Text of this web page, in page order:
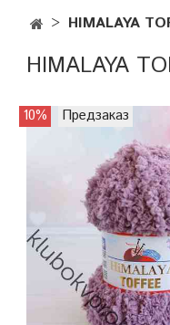
HIMALAYA
HIMALAYA
10% Предзаказ